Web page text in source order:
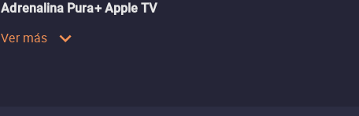
Adrenalina Pura+ Apple TV
Ver más